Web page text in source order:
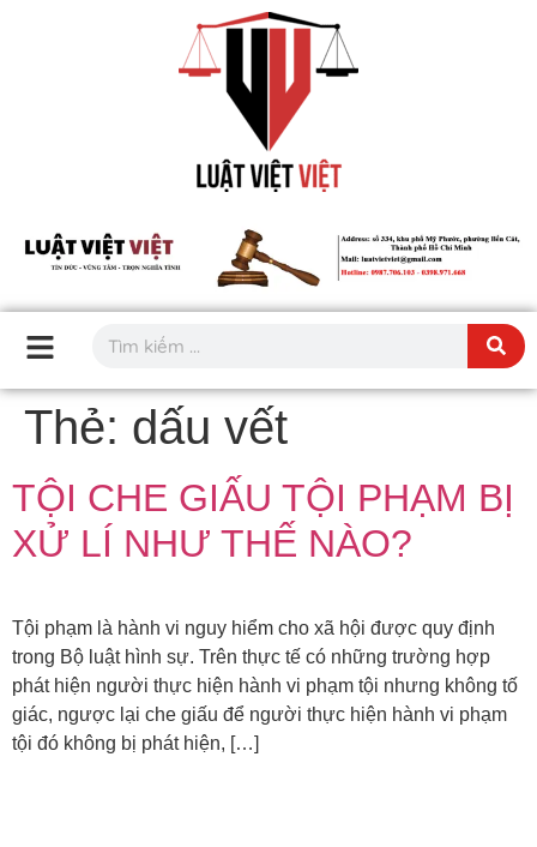
Thẻ: dấu vết
TỘI CHE GIẤU TỘI PHẠM BỊ
XỬ LÍ NHƯ THẾ NÀO?
Tội phạm là hành vi nguy hiểm cho xã hội được quy định
trong Bộ luật hình sự. Trên thực tế có những trường hợp
phát hiện người thực hiện hành vi phạm tội nhưng không tố
giác, ngược lại che giấu để người thực hiện hành vi phạm
tội đó không bị phát hiện, […]